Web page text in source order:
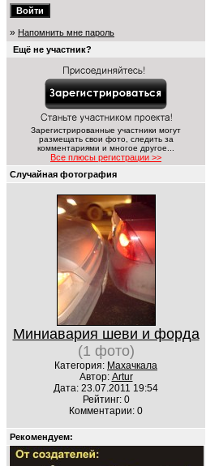
» Напомнить мне пароль
Ещё не участник?
Зарегистрированные участники могут
размещать свои фото, следить за
комментариями и многое другое...
Все плюсы регистрации >>
Случайная фотография
Миниавария шеви и форда
(1 фото)
Категория: Махачкала
Автор: Artur
Дата: 23.07.2011 19:54
Рейтинг: 0
Комментарии: 0
Рекомендуем: